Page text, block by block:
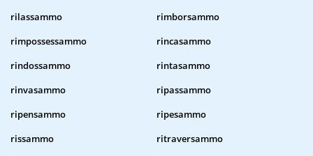
rilassammo
rimborsammo
rimpossessammo
rincasammo
rindossammo
rintasammo
rinvasammo
ripassammo
ripensammo
ripesammo
rissammo
ritraversammo